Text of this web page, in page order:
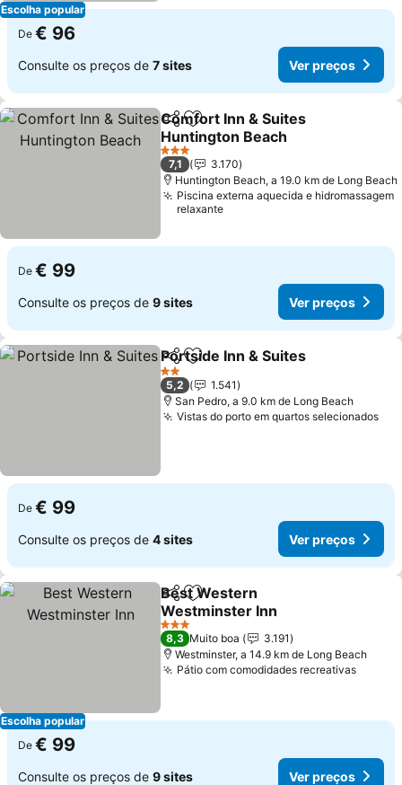
Escolha popular
De € 96
Consulte os preços de 7 sites Ver preços
PartilharAdicionar aos favoritos
Comfort Inn & Suites
Huntington Beach
Ver preços
3 Estrelas
7,1
3.170
Huntington Beach, a 19.0 km de Long Beach
Piscina externa aquecida e hidromassagem
relaxante
De € 99
Consulte os preços de 9 sites Ver preços
PartilharAdicionar aos favoritos
Portside Inn & Suites
2 Estrelas
5,2
1.541
San Pedro, a 9.0 km de Long Beach
Vistas do porto em quartos selecionados
De € 99
Consulte os preços de 4 sites Ver preços
Escolha popular
PartilharAdicionar aos favoritos
Best Western
Westminster Inn
Ver preços
3 Estrelas
8,3 Muito boa
3.191
Westminster, a 14.9 km de Long Beach
Pátio com comodidades recreativasVer
De € 99
Consulte os preços de 9 sites Ver preços